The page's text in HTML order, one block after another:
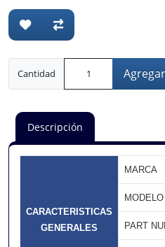
Cantidad
Descripción
CARACTERISTICAS
GENERALES
MARCA
MODELO
PART